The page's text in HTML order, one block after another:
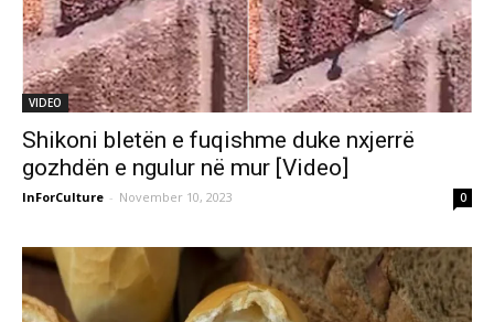
VIDEO
Shikoni bletën e fuqishme duke nxjerrë
gozhdën e ngulur në mur [Video]
InForCulture - November 10, 2023 0